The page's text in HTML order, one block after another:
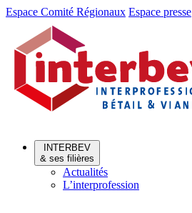
Aller
Aller
contenu
Espace Comité Régionaux Espace presse
INTERBEV
& ses filières
Actualités
L’interprofession